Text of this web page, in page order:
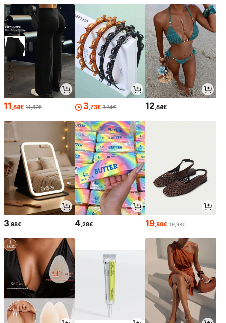
11,84€ 11,87€ 3,73€ 3,74€ 12,84€
3,98€ 4,28€ 19,88€ 19,98€